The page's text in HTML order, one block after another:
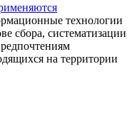
технологии
сбора, систематизации
на территории